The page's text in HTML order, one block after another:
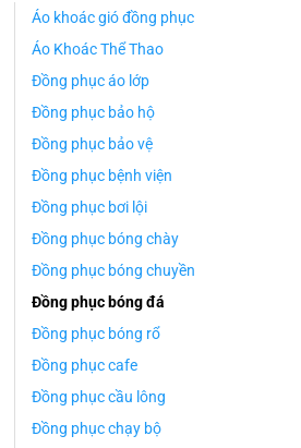
Áo khoác gió đồng phục
Áo Khoác Thể Thao
Đồng phục áo lớp
Đồng phục bảo hộ
Đồng phục bảo vệ
Đồng phục bệnh viện
Đồng phục bơi lội
Đồng phục bóng chày
Đồng phục bóng chuyền
Đồng phục bóng đá
Đồng phục bóng rổ
Đồng phục cafe
Đồng phục cầu lông
Đồng phục chạy bộ